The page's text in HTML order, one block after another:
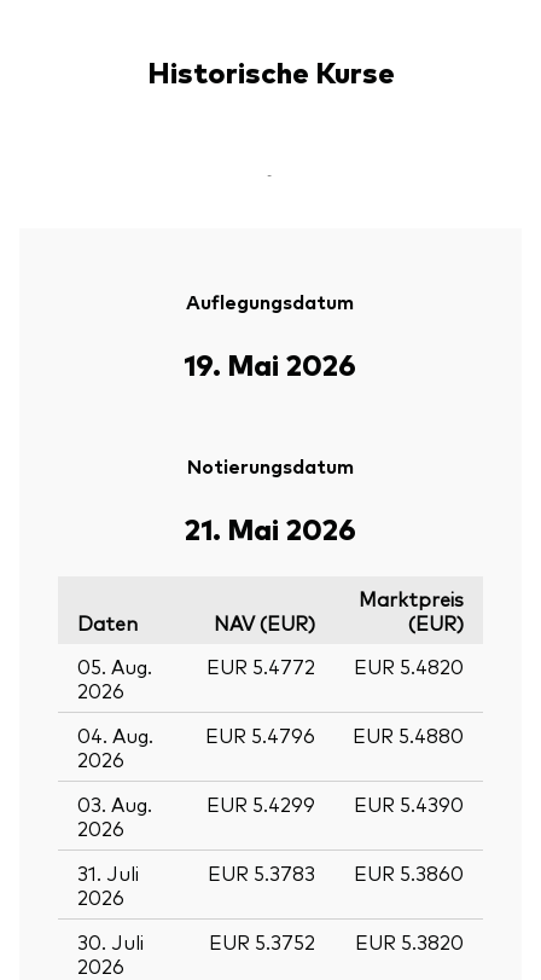
Historische Kurse
-
Auflegungsdatum
19. Mai 2026
Notierungsdatum
21. Mai 2026
Daten NAV (EUR)
Marktpreis
(EUR)
05. Aug.
2026
EUR 5.4772 EUR 5.4820
04. Aug.
2026
EUR 5.4796 EUR 5.4880
03. Aug.
2026
EUR 5.4299 EUR 5.4390
31. Juli
2026
EUR 5.3783 EUR 5.3860
30. Juli
2026
EUR 5.3752 EUR 5.3820